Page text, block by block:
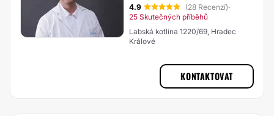
4.9 (28 Recenzí)·
25 Skutečných příběhů
Labská kotlina 1220/69, Hradec
Králové
KONTAKTOVAT